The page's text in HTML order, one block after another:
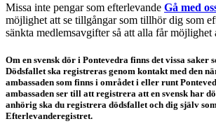
Missa inte pengar som efterlevande Gå med
möjlighet att se tillgångar som tillhör dig som
sänkta medlemsavgifter så att alla får möjlighet
Om en svensk dör i Pontevedra finns det vissa saker
Dödsfallet ska registreras genom kontakt med den
ambassaden som finns i området i eller runt
ambassaden ser till att registrera att en svensk har
anhörig ska du registrera dödsfallet och dig själv
Efterlevanderegistret.